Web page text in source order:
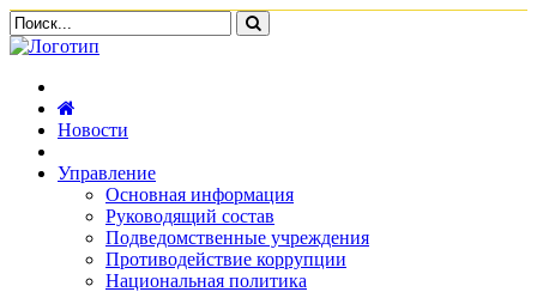
Новости
Управление
Основная информация
Руководящий состав
Подведомственные учреждения
Противодействие коррупции
Национальная политика